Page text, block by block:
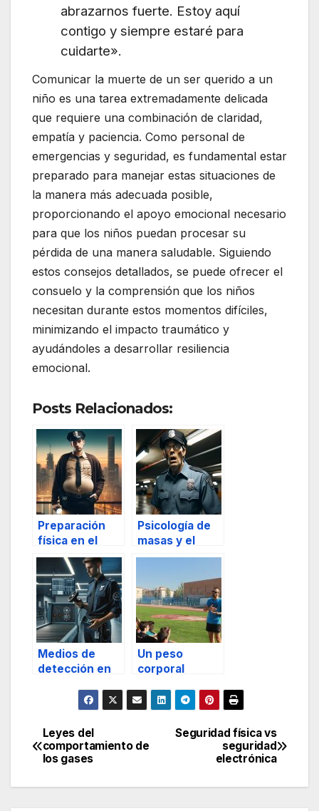
abrazarnos fuerte. Estoy aquí
contigo y siempre estaré para
cuidarte».
Comunicar la muerte de un ser querido a un
niño es una tarea extremadamente delicada
que requiere una combinación de claridad,
empatía y paciencia. Como personal de
emergencias y seguridad, es fundamental estar
preparado para manejar estas situaciones de
la manera más adecuada posible,
proporcionando el apoyo emocional necesario
para que los niños puedan procesar su
pérdida de una manera saludable. Siguiendo
estos consejos detallados, se puede ofrecer el
consuelo y la comprensión que los niños
necesitan durante estos momentos difíciles,
minimizando el impacto traumático y
ayudándoles a desarrollar resiliencia
emocional.
Posts Relacionados:
Preparación
física en el
ámbito de la
seguridad
profesional
Psicología de
masas y el
estado de
Medios de
detección en
Un peso
corporal
primer paso
para un buen
entrenamiento
Navegación
de
Seguridad física vs
seguridad
electrónica
Leyes del
comportamiento de
los gases